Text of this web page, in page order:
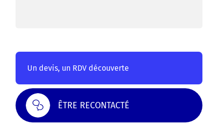
Un devis, un RDV découverte
ÊTRE RECONTACTÉ